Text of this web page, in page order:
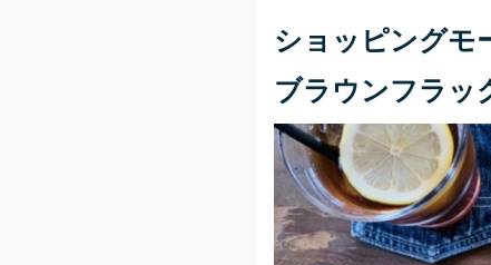
ショッピング
ブラウンフラッ